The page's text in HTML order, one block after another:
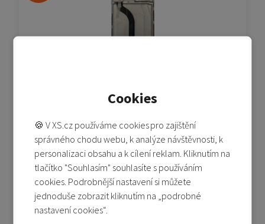
Cookies
🍪 V XS.cz používáme cookies pro zajištění
správného chodu webu, k analýze návštěvnosti, k
personalizaci obsahu a k cílení reklam. Kliknutím na
tlačítko "Souhlasím" souhlasíte s používáním
cookies. Podrobnější nastavení si můžete
jednoduše zobrazit kliknutím na „podrobné
nastavení cookies“.
Skladem 2-5 ks
1 590 Kč 449 Kč
Přidat do košíku
Přidat do porovnání